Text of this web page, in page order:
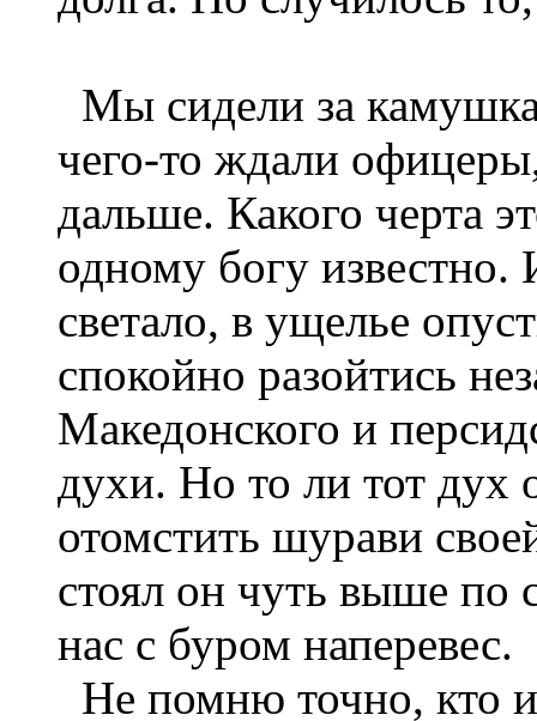
Мы сидели за
чего-то ждали
дальше. Какого черта
одному богу известно.
светало, в ущелье
спокойно разойтись
Македонского и
духи. Но то ли тот дух
отомстить шурави
стоял он чуть выше по
нас с буром наперевес.
Не помню точно, кто